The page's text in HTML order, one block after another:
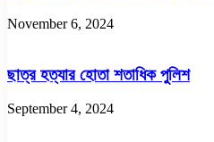
November 6, 2024
ছাত্র হত্যার হোতা শতাধিক পুলিশ
September 4, 2024